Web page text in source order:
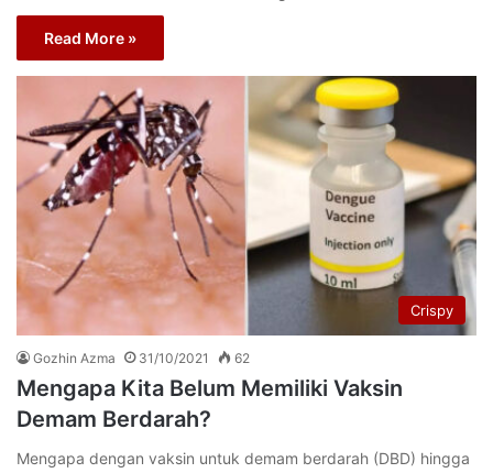
Read More »
Crispy
Gozhin Azma 31/10/2021 62
Mengapa Kita Belum Memiliki Vaksin
Demam Berdarah?
Mengapa dengan vaksin untuk demam berdarah (DBD) hingga